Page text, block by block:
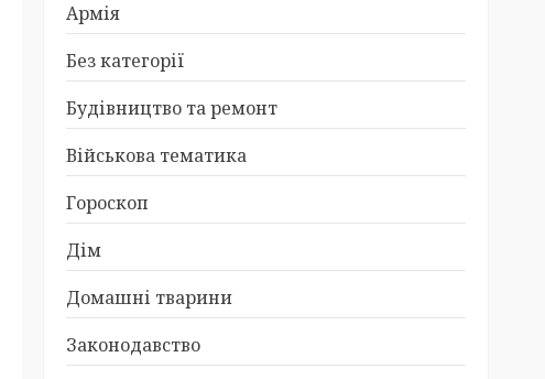
Армія
Без категорії
Будівництво та ремонт
Військова тематика
Гороскоп
Дім
Домашні тварини
Законодавство